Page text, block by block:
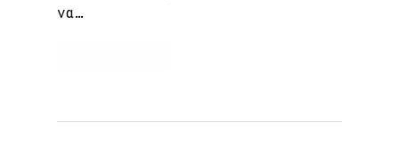
να…